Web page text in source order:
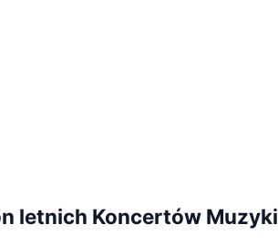
letnich Koncertów Muzyki